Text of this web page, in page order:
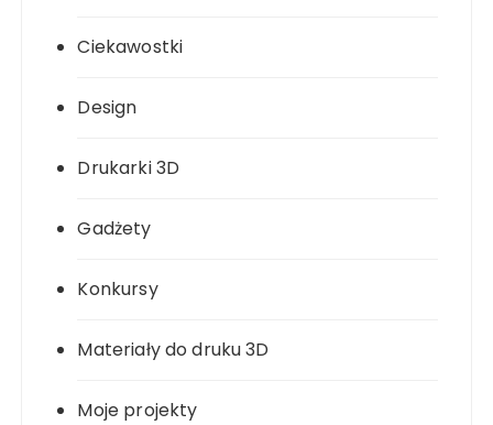
Ciekawostki
Design
Drukarki 3D
Gadżety
Konkursy
Materiały do druku 3D
Moje projekty